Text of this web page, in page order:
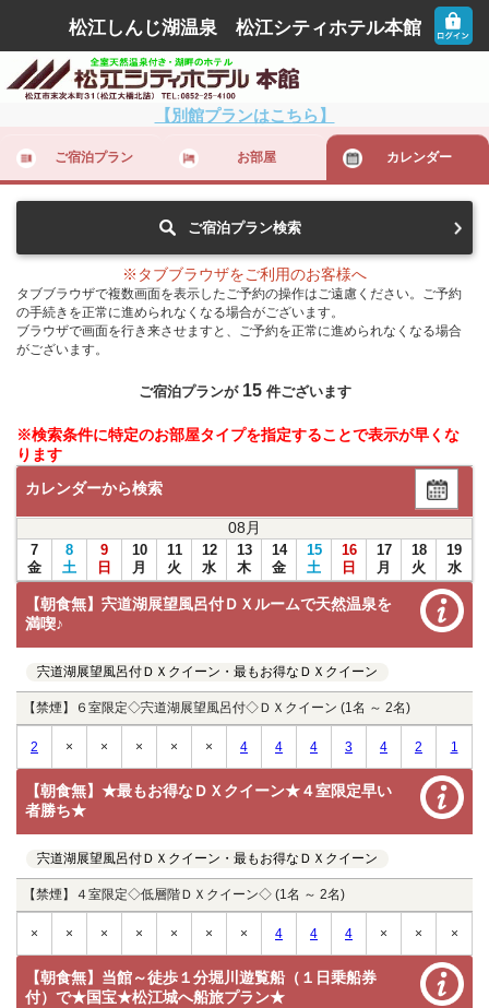
松江しんじ湖温泉 松江シティホテル本館
【別館プランはこちら】
ご宿泊プラン お部屋 カレンダー
ご宿泊プラン検索
※タブブラウザをご利用のお客様へ
タブブラウザで複数画面を表示したご予約の操作はご遠慮ください。ご予約
の手続きを正常に進められなくなる場合がございます。
ブラウザで画面を行き来させますと、ご予約を正常に進められなくなる場合
がございます。
ご宿泊プランが 15件ございます
※検索条件に特定のお部屋タイプを指定することで表示が早くな
ります
カレンダーから検索
08月
7
金
8
土
9
日
10
月
11
火
12
水
13
木
14
金
15
土
16
日
17
月
18
火
19
水
【朝食無】宍道湖展望風呂付ＤＸルームで天然温泉を
満喫♪
宍道湖展望風呂付ＤＸクイーン・最もお得なＤＸクイーン
【禁煙】６室限定◇宍道湖展望風呂付◇ＤＸクイーン (1名 ～ 2名)
2 × × × × × 4 4 4 3 4 2 1
【朝食無】★最もお得なＤＸクイーン★４室限定早い
者勝ち★
宍道湖展望風呂付ＤＸクイーン・最もお得なＤＸクイーン
【禁煙】４室限定◇低層階ＤＸクイーン◇ (1名 ～ 2名)
× × × × × × × 4 4 4 × × ×
【朝食無】当館～徒歩１分堀川遊覧船（１日乗船券
付）で★国宝★松江城へ船旅プラン★